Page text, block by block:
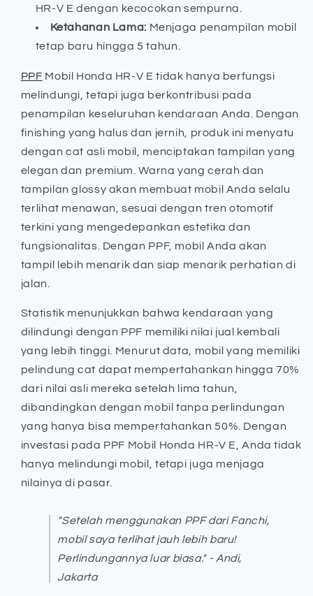
HR-V E dengan kecocokan sempurna.
Ketahanan Lama: Menjaga penampilan mobil
tetap baru hingga 5 tahun.
PPF Mobil Honda HR-V E tidak hanya berfungsi
melindungi, tetapi juga berkontribusi pada
penampilan keseluruhan kendaraan Anda. Dengan
finishing yang halus dan jernih, produk ini menyatu
dengan cat asli mobil, menciptakan tampilan yang
elegan dan premium. Warna yang cerah dan
tampilan glossy akan membuat mobil Anda selalu
terlihat menawan, sesuai dengan tren otomotif
terkini yang mengedepankan estetika dan
fungsionalitas. Dengan PPF, mobil Anda akan
tampil lebih menarik dan siap menarik perhatian di
jalan.
Statistik menunjukkan bahwa kendaraan yang
dilindungi dengan PPF memiliki nilai jual kembali
yang lebih tinggi. Menurut data, mobil yang memiliki
pelindung cat dapat mempertahankan hingga 70%
dari nilai asli mereka setelah lima tahun,
dibandingkan dengan mobil tanpa perlindungan
yang hanya bisa mempertahankan 50%. Dengan
investasi pada PPF Mobil Honda HR-V E, Anda tidak
hanya melindungi mobil, tetapi juga menjaga
nilainya di pasar.
"Setelah menggunakan PPF dari Fanchi,
mobil saya terlihat jauh lebih baru!
Perlindungannya luar biasa." - Andi,
Jakarta